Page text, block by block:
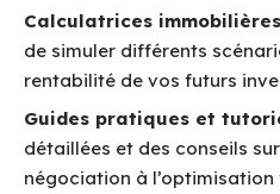
Calculatrices immobilières
de simuler différents
rentabilité de vos futurs
Guides pratiques et
détaillées et des conseils
négociation à l’optimisation